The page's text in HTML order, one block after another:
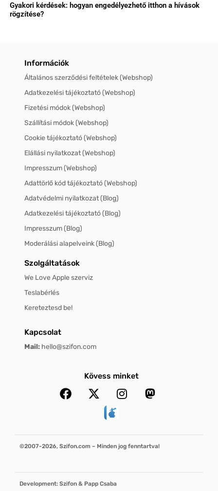
Gyakori kérdések: hogyan engedélyezhető itthon a hívások
rögzítése?
Információk
Általános szerződési feltételek (Webshop)
Adatkezelési tájékoztató (Webshop)
Fizetési módok (Webshop)
Szállítási módok (Webshop)
Cookie tájékoztató (Webshop)
Elállási nyilatkozat (Webshop)
Impresszum (Webshop)
Adattörlő kód tájékoztató (Webshop)
Adatvédelmi nyilatkozat (Blog)
Adatkezelési tájékoztató (Blog)
Impresszum (Blog)
Moderálási alapelveink (Blog)
Szolgáltatások
We Love Apple szerviz
Teslabérlés
Kereteztesd be!
Kapcsolat
Mail: hello@szifon.com
Kövess minket
©2007-2026, Szifon.com – Minden jog fenntartva!
Development: Szifon & Papp Csaba